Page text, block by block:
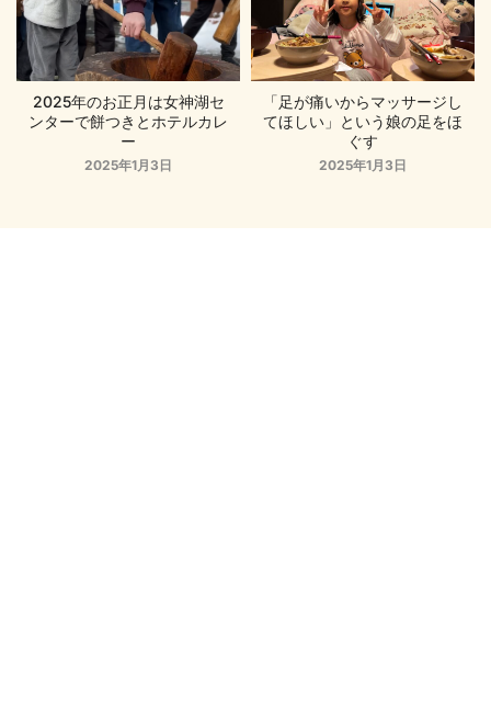
2025年のお正月は女神湖セ
ンターで餅つきとホテルカレ
ー
2025年1月3日
「足が痛いからマッサージし
てほしい」という娘の足をほ
ぐす
2025年1月3日